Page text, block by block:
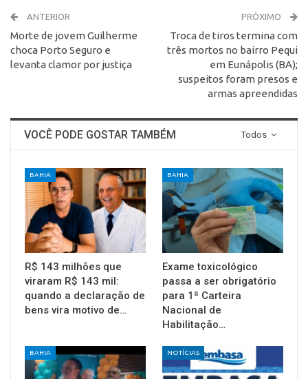
ANTERIOR
Morte de jovem Guilherme
choca Porto Seguro e
levanta clamor por justiça
PRÓXIMO
Troca de tiros termina com
três mortos no bairro Pequi
em Eunápolis (BA);
suspeitos foram presos e
armas apreendidas
Todos
VOCÊ PODE GOSTAR TAMBÉM
BAHIA
R$ 143 milhões que
viraram R$ 143 mil:
quando a declaração de
bens vira motivo de…
BAHIA
Exame toxicológico
passa a ser obrigatório
para 1ª Carteira
Nacional de
Habilitação…
BAHIA NOTÍCIAS